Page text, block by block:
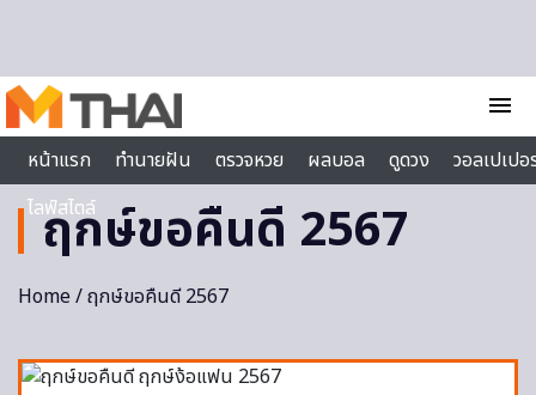
menu
หน้าแรก
ทำนายฝัน ตรวจหวย ผลบอล ดูดวง
วอลเปเป
ไลฟ์สไตล์
ฤกษ์ขอคืนดี 2567
Home/ ฤกษ์ขอคืนดี 2567